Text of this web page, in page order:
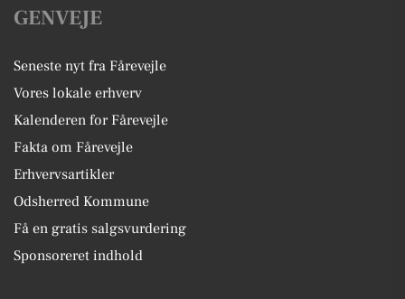
GENVEJE
Seneste nyt fra Fårevejle
Vores lokale erhverv
Kalenderen for Fårevejle
Fakta om Fårevejle
Erhvervsartikler
Odsherred Kommune
Få en gratis salgsvurdering
Sponsoreret indhold